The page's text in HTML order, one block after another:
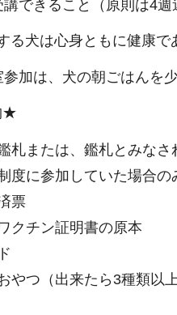
できること（原則は4週
る犬は心身ともに健康で
加は、犬の朝ごはんを
★
札または、鑑札とみな
度に参加していた場合の
票
クチン証明書の原本
やつ（出来たら3種類以